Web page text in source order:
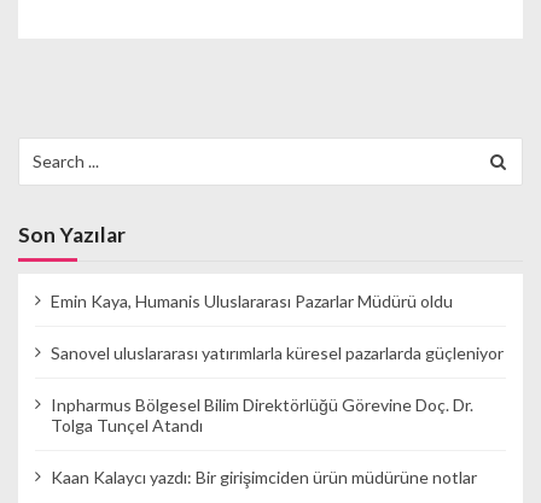
for:
Son Yazılar
Emin Kaya, Humanis Uluslararası Pazarlar Müdürü oldu
Sanovel uluslararası yatırımlarla küresel pazarlarda güçleniyor
Inpharmus Bölgesel Bilim Direktörlüğü Görevine Doç. Dr.
Tolga Tunçel Atandı
Kaan Kalaycı yazdı: Bir girişimciden ürün müdürüne notlar